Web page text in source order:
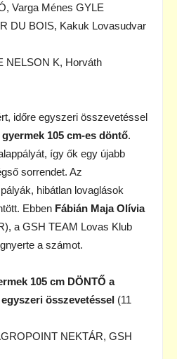
Varga Ménes GYLE
DU BOIS, Kakuk Lovasudvar
NELSON K, Horváth
időre egyszeri összevetéssel
gyermek 105 cm-es döntő.
így ők egy újabb
sorrendet. Az
hibátlan lovaglások
Ebben Fábián Maja Olívia
a GSH TEAM Lovas Klub
a számot.
105 cm DÖNTŐ a
összevetéssel (11
NEKTÁR, GSH